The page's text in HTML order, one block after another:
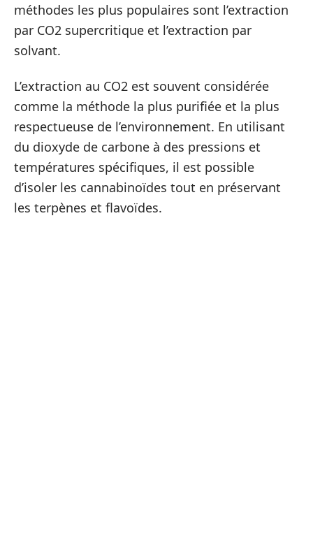
méthodes les plus populaires sont l’extraction
par CO2 supercritique et l’extraction par
solvant.
L’extraction au CO2 est souvent considérée
comme la méthode la plus purifiée et la plus
respectueuse de l’environnement. En utilisant
du dioxyde de carbone à des pressions et
températures spécifiques, il est possible
d’isoler les cannabinoïdes tout en préservant
les terpènes et flavoïdes.